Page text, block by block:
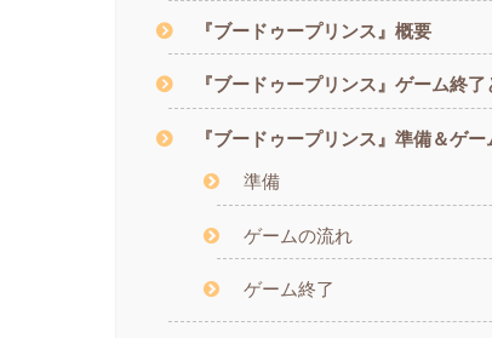
『ブードゥープリンス』概要
『ブードゥープリンス』ゲーム終
『ブードゥープリンス』準備＆ゲ
準備
ゲームの流れ
ゲーム終了